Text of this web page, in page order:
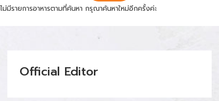
ไม่มีรายการอาหารตามที่ค้นหา กรุณาค้นหาใหม่อีกครั้งค่ะ
Official Editor